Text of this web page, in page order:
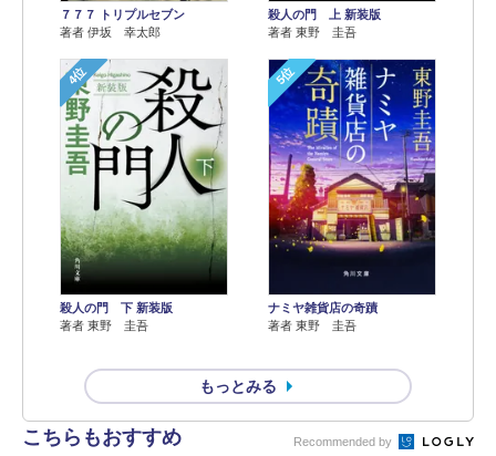
７７７ トリプルセブン
著者 伊坂 幸太郎
殺人の門 上 新装版
著者 東野 圭吾
4位
殺人の門 下 新装版
著者 東野 圭吾
5位
ナミヤ雑貨店の奇蹟
著者 東野 圭吾
もっとみる
こちらもおすすめ Recommended by